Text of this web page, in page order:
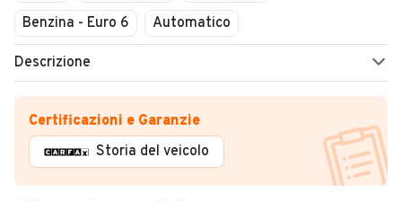
Benzina - Euro 6
Automatico
Descrizione
Certificazioni e Garanzie
Storia del veicolo